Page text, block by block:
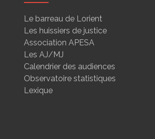
Le barreau de Lorient
Les huissiers de justice
Association APESA
Les AJ/MJ
Calendrier des audiences
Observatoire statistiques
Lexique